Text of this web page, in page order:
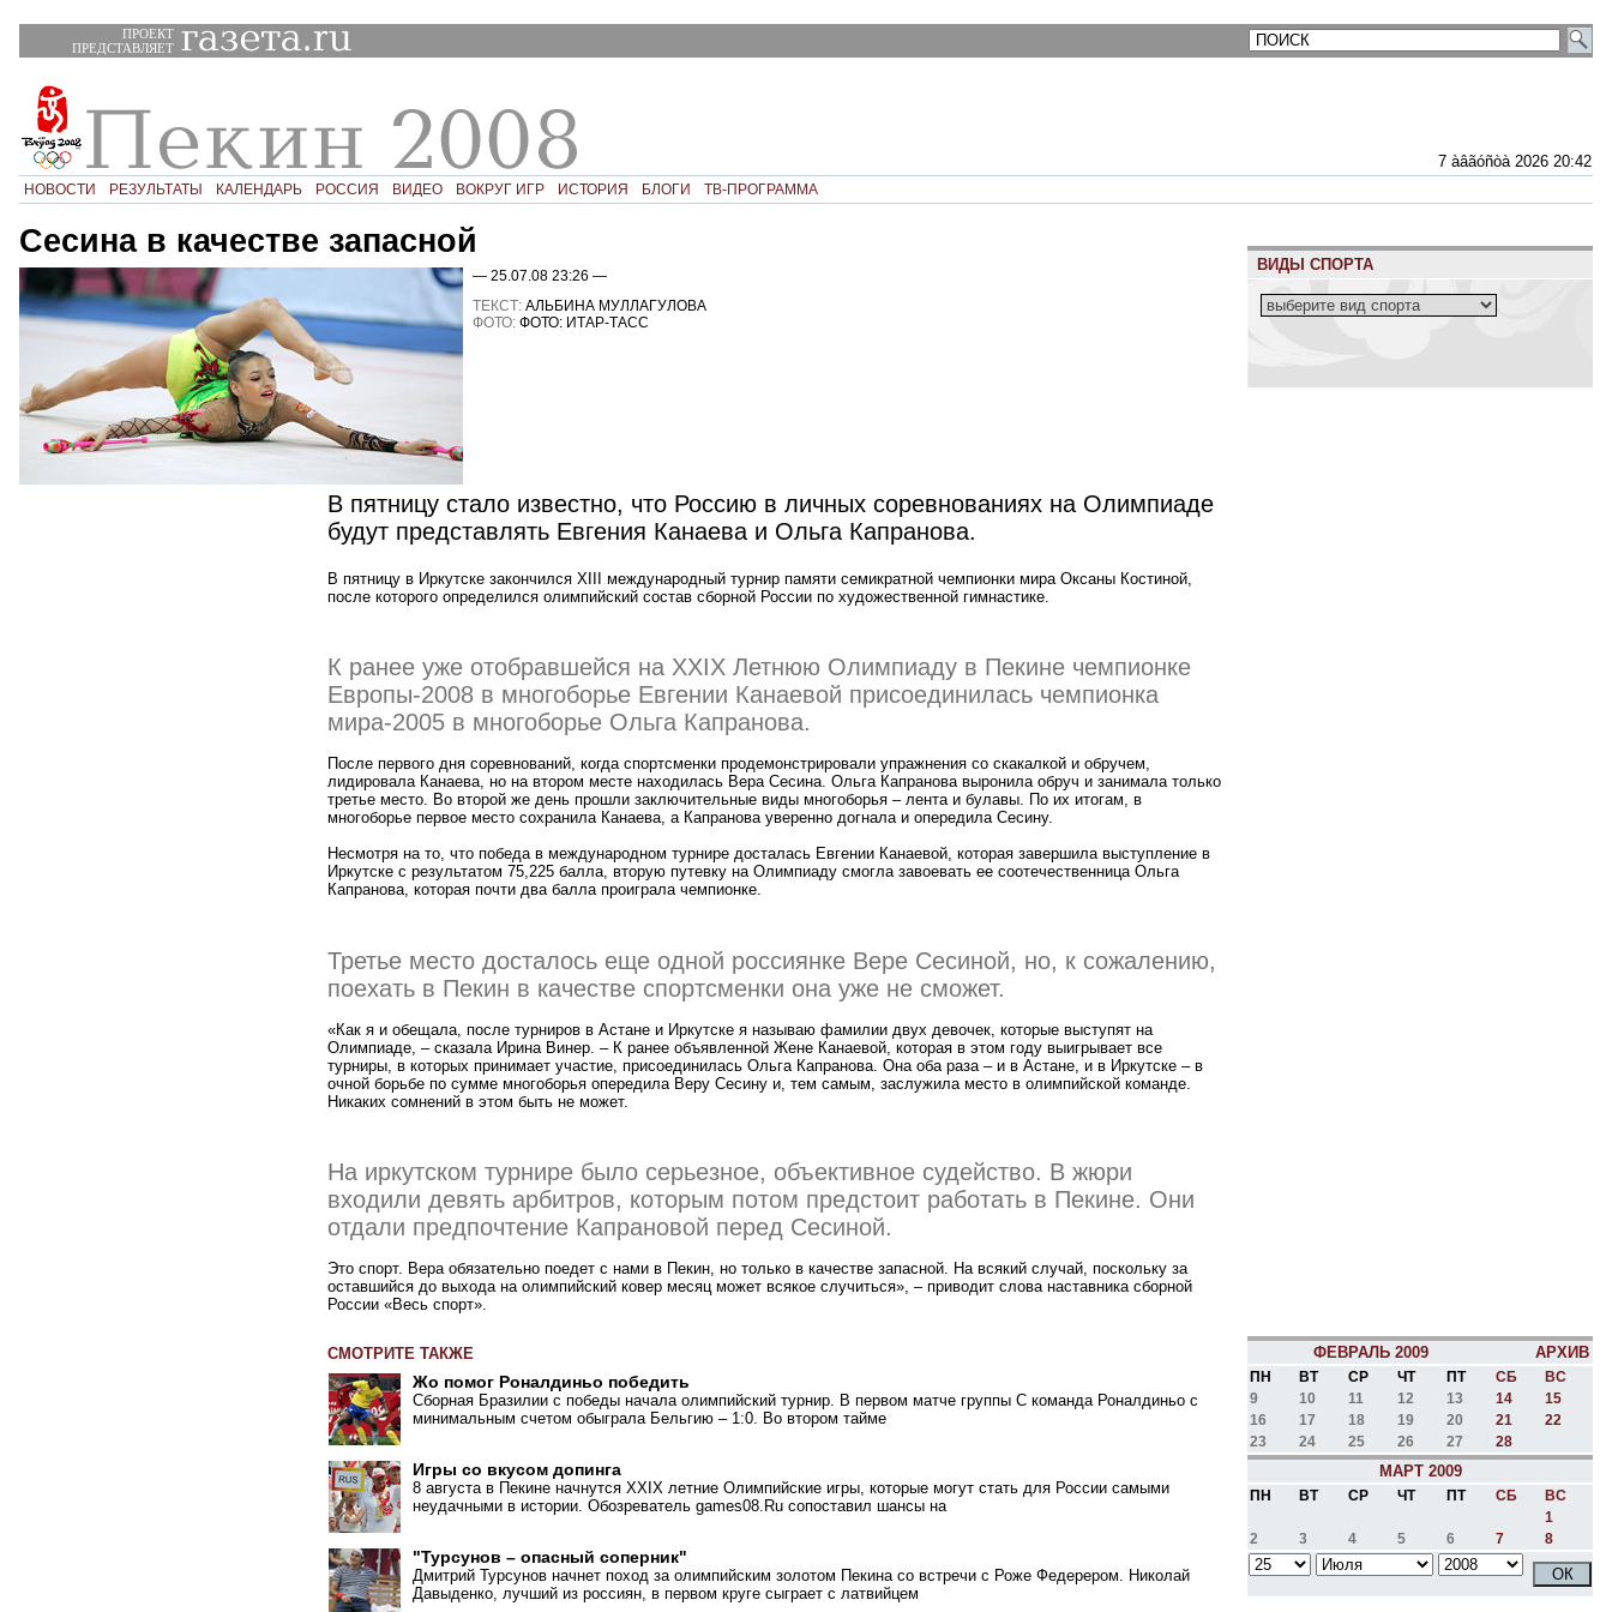
ПРОЕКТ
ПРЕДСТАВЛЯЕТ
7 àâãóñòà 2026 20:42
НОВОСТИ РЕЗУЛЬТАТЫ КАЛЕНДАРЬ РОССИЯ ВИДЕО ВОКРУГ ИГР ИСТОРИЯ БЛОГИ ТВ-ПРОГРАММА
Сесина в качестве запасной
— 25.07.08 23:26 —
ТЕКСТ: АЛЬБИНА МУЛЛАГУЛОВА
ФОТО: ФОТО: ИТАР-ТАСС
В пятницу стало известно, что Россию в личных соревнованиях на Олимпиаде
будут представлять Евгения Канаева и Ольга Капранова.
В пятницу в Иркутске закончился XIII международный турнир памяти семикратной чемпионки мира Оксаны Костиной,
после которого определился олимпийский состав сборной России по художественной гимнастике.
К ранее уже отобравшейся на XXIX Летнюю Олимпиаду в Пекине чемпионке
Европы-2008 в многоборье Евгении Канаевой присоединилась чемпионка
мира-2005 в многоборье Ольга Капранова.
После первого дня соревнований, когда спортсменки продемонстрировали упражнения со скакалкой и обручем,
лидировала Канаева, но на втором месте находилась Вера Сесина. Ольга Капранова выронила обруч и занимала только
третье место. Во второй же день прошли заключительные виды многоборья – лента и булавы. По их итогам, в
многоборье первое место сохранила Канаева, а Капранова уверенно догнала и опередила Сесину.
Несмотря на то, что победа в международном турнире досталась Евгении Канаевой, которая завершила выступление в
Иркутске с результатом 75,225 балла, вторую путевку на Олимпиаду смогла завоевать ее соотечественница Ольга
Капранова, которая почти два балла проиграла чемпионке.
Третье место досталось еще одной россиянке Вере Сесиной, но, к сожалению,
поехать в Пекин в качестве спортсменки она уже не сможет.
«Как я и обещала, после турниров в Астане и Иркутске я называю фамилии двух девочек, которые выступят на
Олимпиаде, – сказала Ирина Винер. – К ранее объявленной Жене Канаевой, которая в этом году выигрывает все
турниры, в которых принимает участие, присоединилась Ольга Капранова. Она оба раза – и в Астане, и в Иркутске – в
очной борьбе по сумме многоборья опередила Веру Сесину и, тем самым, заслужила место в олимпийской команде.
Никаких сомнений в этом быть не может.
На иркутском турнире было серьезное, объективное судейство. В жюри
входили девять арбитров, которым потом предстоит работать в Пекине. Они
отдали предпочтение Капрановой перед Сесиной.
Это спорт. Вера обязательно поедет с нами в Пекин, но только в качестве запасной. На всякий случай, поскольку за
оставшийся до выхода на олимпийский ковер месяц может всякое случиться», – приводит слова наставника сборной
России «Весь спорт».
СМОТРИТЕ ТАКЖЕ
Жо помог Роналдиньо победить
Сборная Бразилии с победы начала олимпийский турнир. В первом матче группы С команда Роналдиньо с
минимальным счетом обыграла Бельгию – 1:0. Во втором тайме
Игры со вкусом допинга
8 августа в Пекине начнутся XXIX летние Олимпийские игры, которые могут стать для России самыми
неудачными в истории. Обозреватель games08.Ru сопоставил шансы на
"Турсунов – опасный соперник"
Дмитрий Турсунов начнет поход за олимпийским золотом Пекина со встречи с Роже Федерером. Николай
Давыденко, лучший из россиян, в первом круге сыграет с латвийцем
ВИДЫ СПОРТА
ФЕВРАЛЬ 2009 АРХИВ
ПН ВТ СР ЧТ ПТ СБ
ВС
9
10 11 12 13 14
15
16
17 18 19 20 21
22
23
24 25 26 27 28
МАРТ 2009
ПН ВТ СР ЧТ ПТ СБ
ВС
1
2
3 4 5 6 7 8